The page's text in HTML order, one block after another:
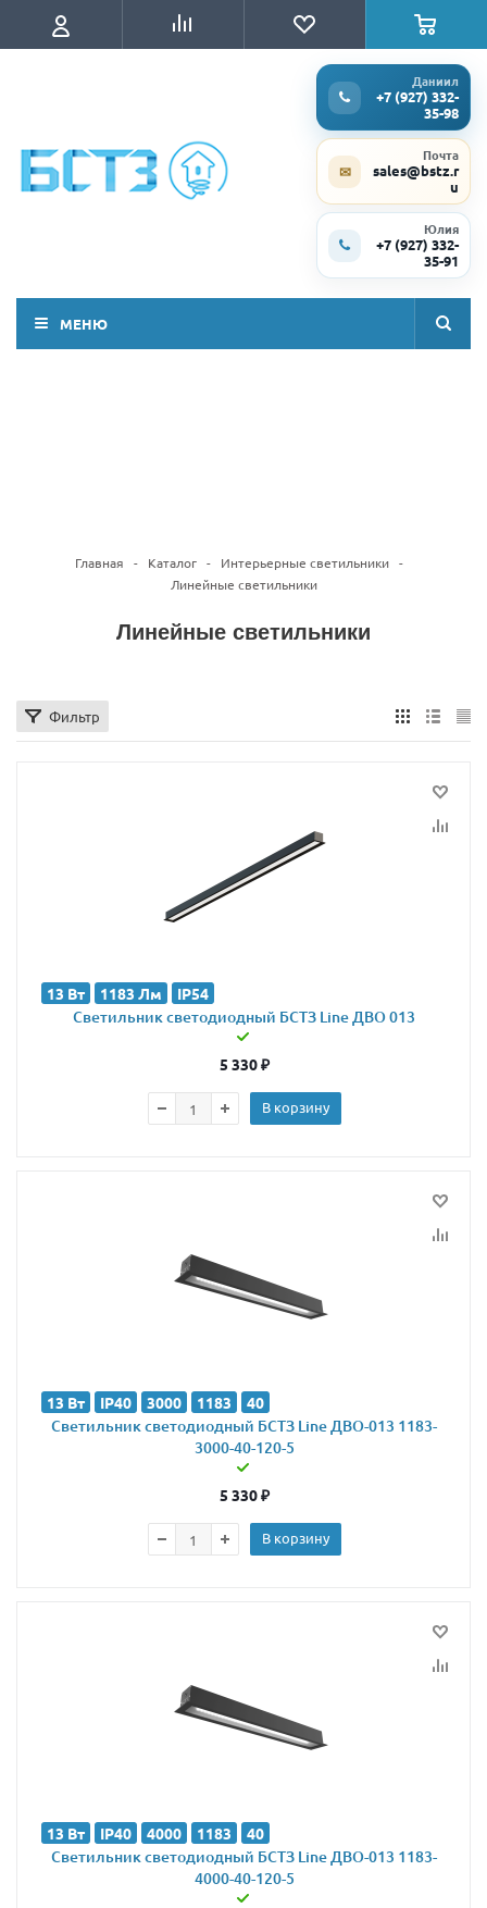
Даниил
+7 (927) 332-
35-98
✉
Почта
sales@bstz.r
u
Юлия
+7 (927) 332-
35-91
МЕНЮ
Главная - Каталог - Интерьерные светильники -
Линейные светильники
Линейные светильники
Фильтр
13 Вт 1183 Лм IP54
Светильник светодиодный БСТЗ Line ДВО 013
5 330₽
В корзину
13 Вт IP40 3000 1183 40
Светильник светодиодный БСТЗ Line ДВО-013 1183-
3000-40-120-5
5 330₽
В корзину
13 Вт IP40 4000 1183 40
Светильник светодиодный БСТЗ Line ДВО-013 1183-
4000-40-120-5